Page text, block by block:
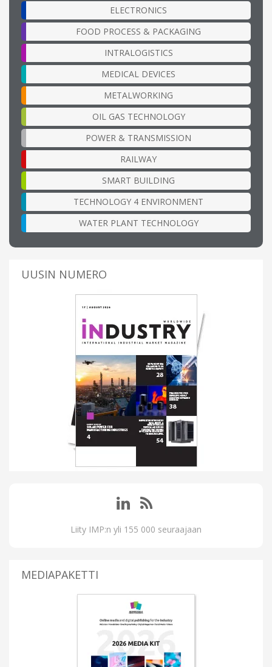
ELECTRONICS
FOOD PROCESS & PACKAGING
INTRALOGISTICS
MEDICAL DEVICES
METALWORKING
OIL GAS TECHNOLOGY
POWER & TRANSMISSION
RAILWAY
SMART BUILDING
TECHNOLOGY 4 ENVIRONMENT
WATER PLANT TECHNOLOGY
UUSIN NUMERO
Liity IMP:n yli 155 000 seuraajaan
MEDIAPAKETTI